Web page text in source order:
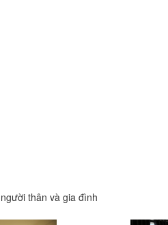
thân và gia đình